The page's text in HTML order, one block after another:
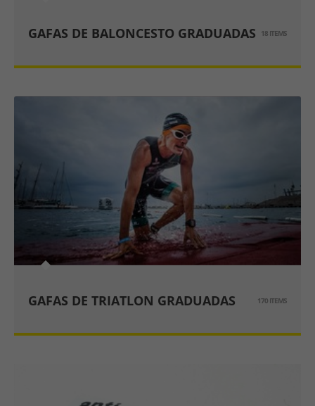
GAFAS DE BALONCESTO GRADUADAS 18 ITEMS
GAFAS DE TRIATLON GRADUADAS 170 ITEMS